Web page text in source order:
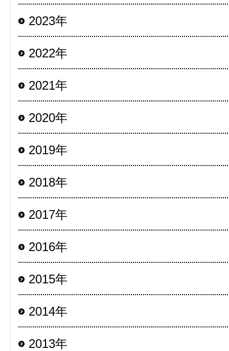
2023年
2022年
2021年
2020年
2019年
2018年
2017年
2016年
2015年
2014年
2013年